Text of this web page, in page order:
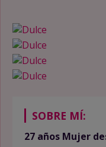
SOBRE MÍ:
27 años Mujer